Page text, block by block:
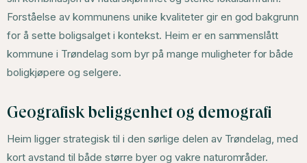
Forståelse av kommunens unike kvaliteter gir en god bakgrunn
for å sette boligsalget i kontekst. Heim er en sammenslått
kommune i Trøndelag som byr på mange muligheter for både
boligkjøpere og selgere.
Geografisk beliggenhet og demografi
Heim ligger strategisk til i den sørlige delen av Trøndelag, med
kort avstand til både større byer og vakre naturområder.